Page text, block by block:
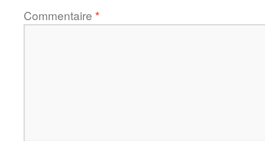
Commentaire *